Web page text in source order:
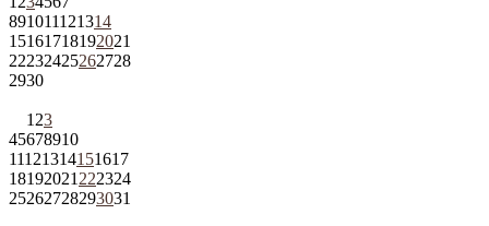
891011121314
15161718192021
22232425262728
2930
1 23
45678910
11121314151617
18192021 222324
25262728293031